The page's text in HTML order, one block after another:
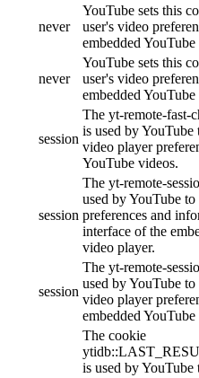
never
YouTube sets this
user's video
embedded
never
YouTube sets this
user's video
embedded
session
The yt-remote-fast-
is used by YouTube
video player
YouTube videos.
session
The yt-remote-
used by YouTube to
preferences and
interface of the
video player.
session
The yt-remote-
used by YouTube to
video player
embedded
The cookie
is used by YouTube